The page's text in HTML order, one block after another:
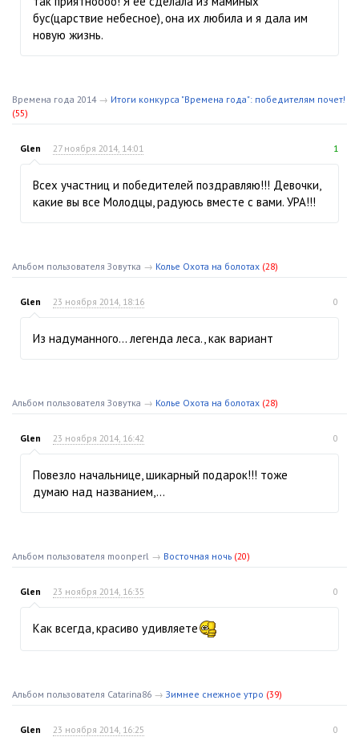
бус(царствие небесное), она их любила и я дала им
новую жизнь.
Времена года 2014→ Итоги конкурса "Времена года": победителям почет!
(55)
Glen 27 ноября 2014, 14:01 1
Всех участниц и победителей поздравляю!!! Девочки,
какие вы все Молодцы, радуюсь вместе с вами. УРА!!!
Альбом пользователя Зовутка → Колье Охота на болотах (28)
Glen 23 ноября 2014, 18:16 0
Из надуманного… легенда леса., как вариант
Альбом пользователя Зовутка → Колье Охота на болотах (28)
Glen 23 ноября 2014, 16:42 0
Повезло начальнице, шикарный подарок!!! тоже
думаю над названием,…
Альбом пользователя moonperl → Восточная ночь (20)
Glen 23 ноября 2014, 16:35 0
Как всегда, красиво удивляете
Альбом пользователя Catarina86 → Зимнее снежное утро (39)
Glen 23 ноября 2014, 16:25 0